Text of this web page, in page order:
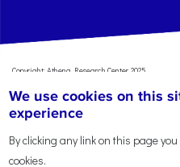
Copyright: Athena Research Center, 2025
We use cookies on this
experience
By clicking any link on this page
cookies.